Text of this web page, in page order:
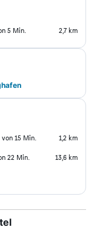
5 Min. 2,7 km
15 Min. 1,2 km
22 Min. 13,6 km